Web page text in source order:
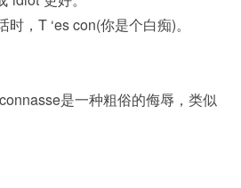
，T ‘es con(你是个白痴)。
是一种粗俗的侮辱，类似